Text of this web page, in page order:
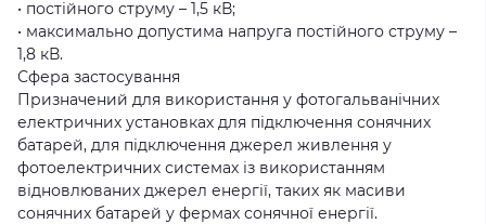
• постійного струму – 1,5 кВ;
• максимально допустима напруга постійного струму –
1,8 кВ.
Сфера застосування
Призначений для використання у фотогальванічних
електричних установках для підключення сонячних
батарей, для підключення джерел живлення у
фотоелектричних системах із використанням
відновлюваних джерел енергії, таких як масиви
сонячних батарей у фермах сонячної енергії.